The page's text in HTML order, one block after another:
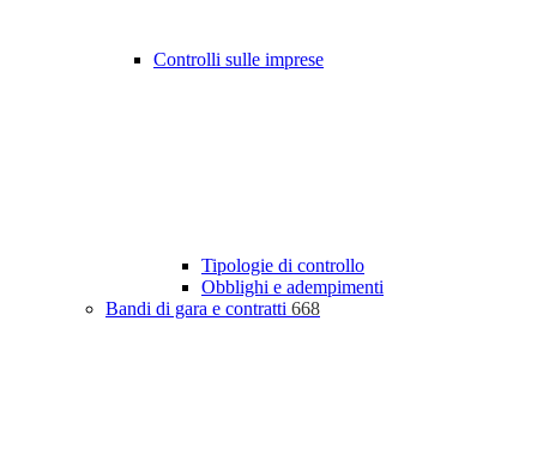
Controlli sulle imprese
Tipologie di controllo
Obblighi e adempimenti
Bandi di gara e contratti 668